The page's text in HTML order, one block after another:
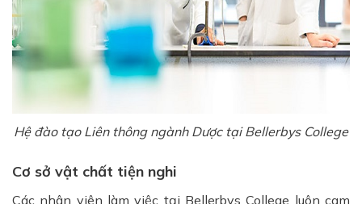
Hệ đào tạo Liên thông ngành Dược tại Bellerbys College
Cơ sở vật chất tiện nghi
Các nhân viên làm việc tại Bellerbys College luôn cam